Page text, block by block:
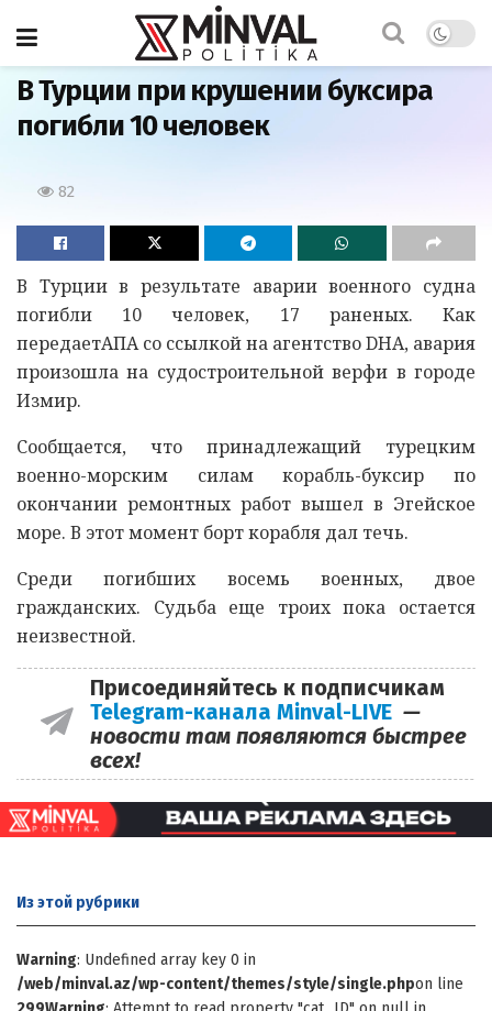
Главная
В Турции при крушении буксира
погибли 10 человек
82
В Турции в результате аварии военного судна
погибли 10 человек, 17 раненых. Как
передаетАПА со ссылкой на агентство DHA, авария
произошла на судостроительной верфи в городе
Измир.
Сообщается, что принадлежащий турецким
военно-морским силам корабль-буксир по
окончании ремонтных работ вышел в Эгейское
море. В этот момент борт корабля дал течь.
Среди погибших восемь военных, двое
гражданских. Судьба еще троих пока остается
неизвестной.
Присоединяйтесь к подписчикам
Telegram-канала Minval-LIVE —
новости там появляются быстрее
всех!
Из этой рубрики
Warning: Undefined array key 0 in
/web/minval.az/wp-content/themes/style/single.phpon line